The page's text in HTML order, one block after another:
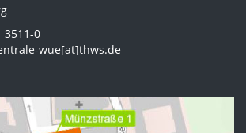
3511-0
wue[at]thws.de